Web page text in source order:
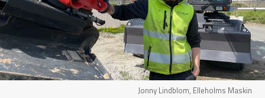
Jonny Lindblom, Elleholms Maskin